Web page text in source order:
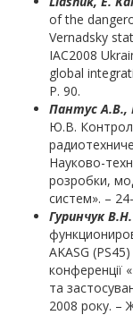
of the
Vernadsky
IAC2008
global
Р. 90.
Пантус А.В.,
Ю.В.
Науково-
розробки,
систем». –
Гуринчук В.Н.
AKASG
конференції
та
2008 року. –